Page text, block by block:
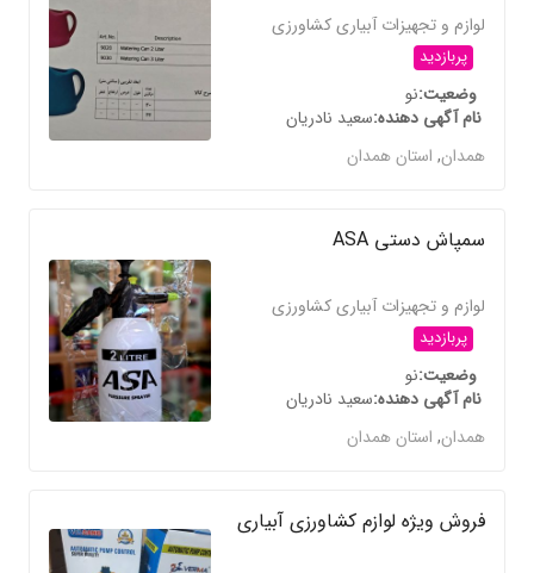
لوازم و تجهیزات آبیاری کشاورزی
پربازدید
وضعیتنو
نام آگهی دهندهسعید نادریان
همدان,استان همدان
سمپاش دستی ASA
لوازم و تجهیزات آبیاری کشاورزی
پربازدید
وضعیتنو
نام آگهی دهندهسعید نادریان
همدان,استان همدان
فروش ویژه لوازم کشاورزی آبیاری